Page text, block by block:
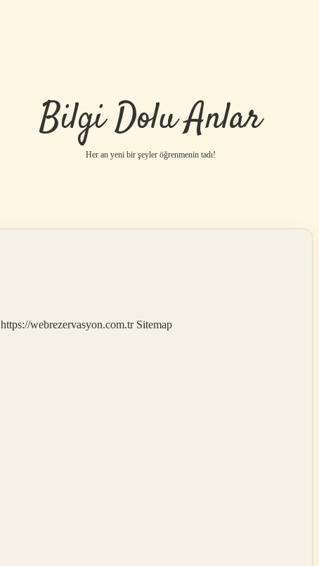
Bilgi Dolu Anlar
Her an yeni bir şeyler öğrenmenin tadı!
https://webrezervasyon.com.tr Sitemap